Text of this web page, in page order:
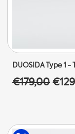
DUOSIDA Type 1
€179,00